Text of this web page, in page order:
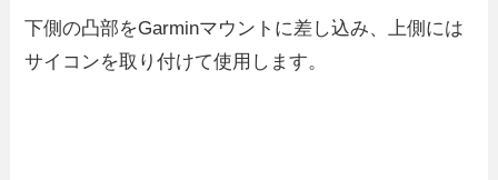
下側の凸部をGarminマウントに差し込み、上側には
サイコンを取り付けて使用します。